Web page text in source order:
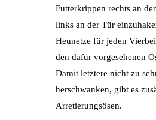
Futterkrippen rechts an
links an der Tür
Heunetze für jeden
den dafür vorgesehenen
Damit letztere nicht zu
herschwanken, gibt es
Arretierungsösen.